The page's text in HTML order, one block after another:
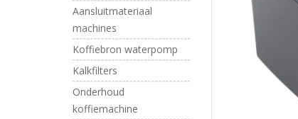
Aansluitmateriaal
machines
Koffiebron waterpomp
Kalkfilters
Onderhoud
koffiemachine